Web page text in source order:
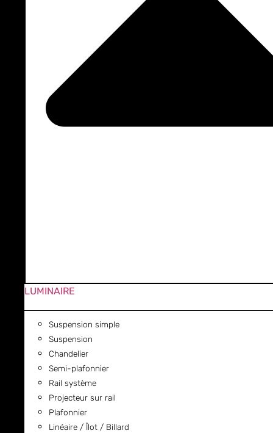
LUMINAIRE
Suspension simple
Suspension
Chandelier
Semi-plafonnier
Rail système
Projecteur sur rail
Plafonnier
Linéaire / Îlot / Billard